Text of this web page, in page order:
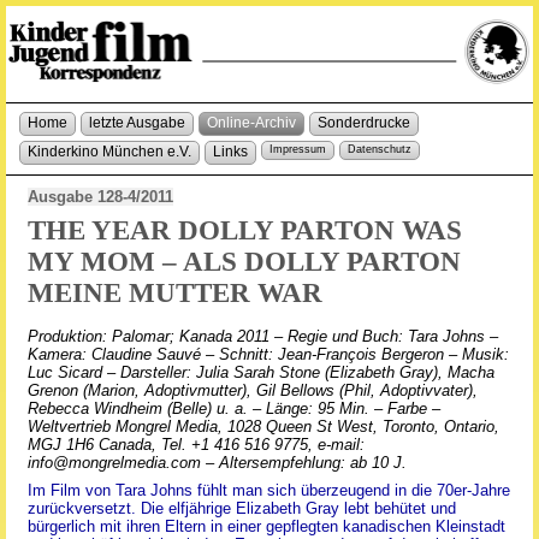
Home letzte Ausgabe Online-Archiv
Sonderdrucke
Kinderkino München e.V.
Links Impressum Datenschutz
Ausgabe 128-4/2011
THE YEAR DOLLY PARTON WAS
MY MOM – ALS DOLLY PARTON
MEINE MUTTER WAR
Produktion: Palomar; Kanada 2011 – Regie und Buch: Tara Johns –
Kamera: Claudine Sauvé – Schnitt: Jean-François Bergeron – Musik:
Luc Sicard – Darsteller: Julia Sarah Stone (Elizabeth Gray), Macha
Grenon (Marion, Adoptivmutter), Gil Bellows (Phil, Adoptivvater),
Rebecca Windheim (Belle) u. a. – Länge: 95 Min. – Farbe –
Weltvertrieb Mongrel Media, 1028 Queen St West, Toronto, Ontario,
MGJ 1H6 Canada, Tel. +1 416 516 9775, e-mail:
info@mongrelmedia.com – Altersempfehlung: ab 10 J.
Im Film von Tara Johns fühlt man sich überzeugend in die 70er-Jahre
zurückversetzt. Die elfjährige Elizabeth Gray lebt behütet und
bürgerlich mit ihren Eltern in einer gepflegten kanadischen Kleinstadt